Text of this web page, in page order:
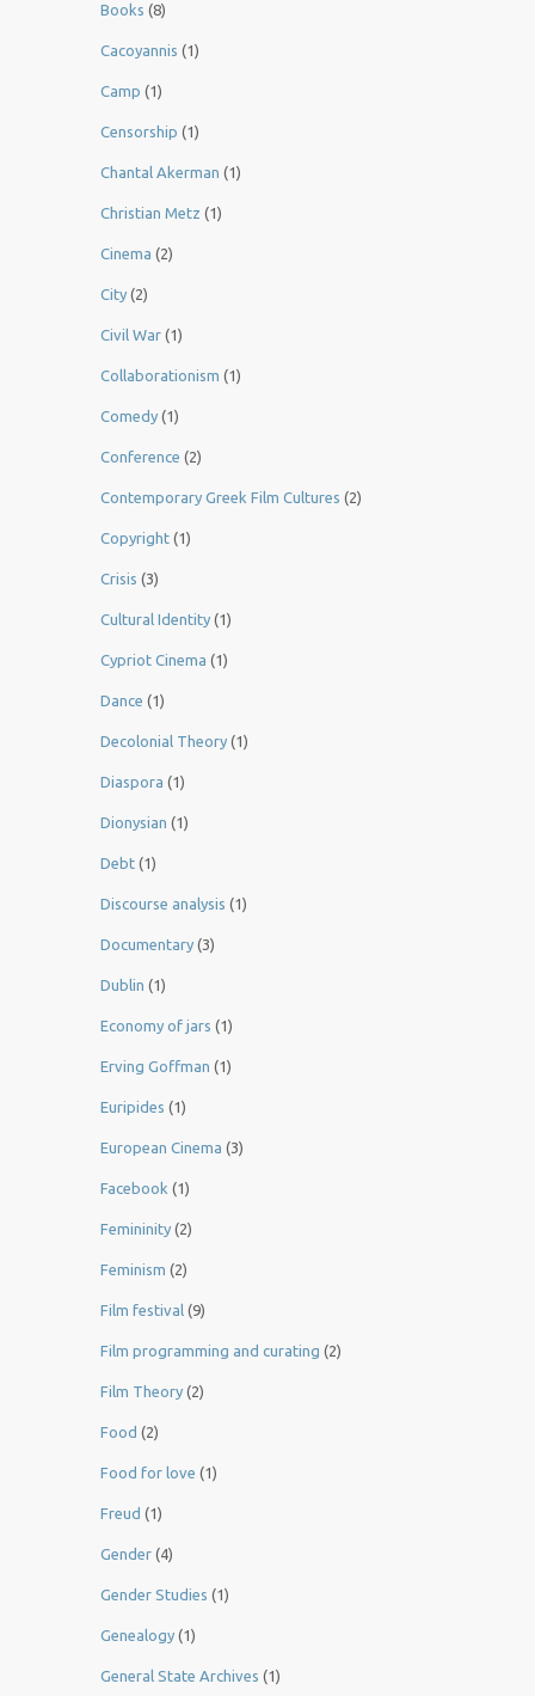
Books (8)
Cacoyannis (1)
Camp (1)
Censorship (1)
Chantal Akerman (1)
Christian Metz (1)
Cinema (2)
City (2)
Civil War (1)
Collaborationism (1)
Comedy (1)
Conference (2)
Contemporary Greek Film Cultures (2)
Copyright (1)
Crisis (3)
Cultural Identity (1)
Cypriot Cinema (1)
Dance (1)
Decolonial Theory (1)
Diaspora (1)
Dionysian (1)
Debt (1)
Discourse analysis (1)
Documentary (3)
Dublin (1)
Economy of jars (1)
Erving Goffman (1)
Euripides (1)
European Cinema (3)
Facebook (1)
Femininity (2)
Feminism (2)
Film festival (9)
Film programming and curating (2)
Film Theory (2)
Food (2)
Food for love (1)
Freud (1)
Gender (4)
Gender Studies (1)
Genealogy (1)
General State Archives (1)